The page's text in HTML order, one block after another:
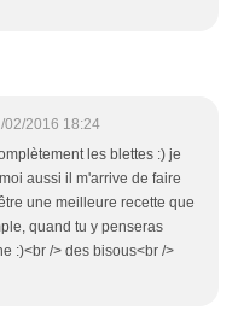
02/2016 18:24
les blettes :) je
aussi il m'arrive de faire
une meilleure recette que
quand tu y penseras
:)<br /> des bisous<br />